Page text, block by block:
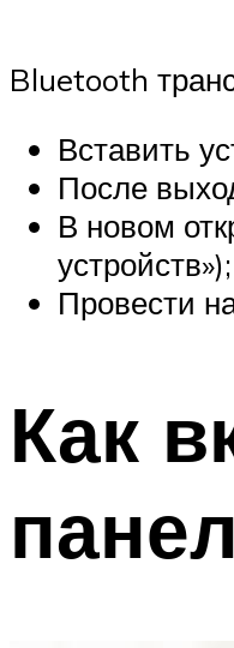
Bluetooth
Вставить
После
В новом
устройств»);
Провести
Как